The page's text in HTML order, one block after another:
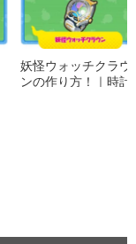
妖怪ウォッチクラウ
ンの作り方！｜時計